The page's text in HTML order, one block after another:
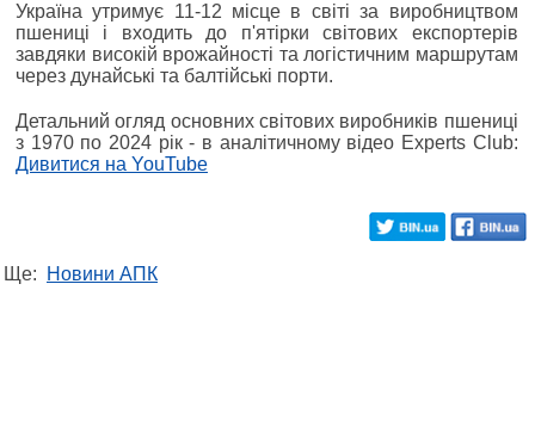
Україна утримує 11-12 місце в світі за виробництвом
пшениці і входить до п'ятірки світових експортерів
завдяки високій врожайності та логістичним маршрутам
через дунайські та балтійські порти.
Детальний огляд основних світових виробників пшениці
з 1970 по 2024 рік - в аналітичному відео Experts Club:
Дивитися на YouTube
Ще: Новини АПК